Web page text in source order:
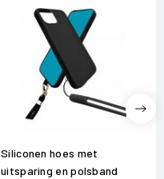
Siliconen hoes met
uitsparing en polsband